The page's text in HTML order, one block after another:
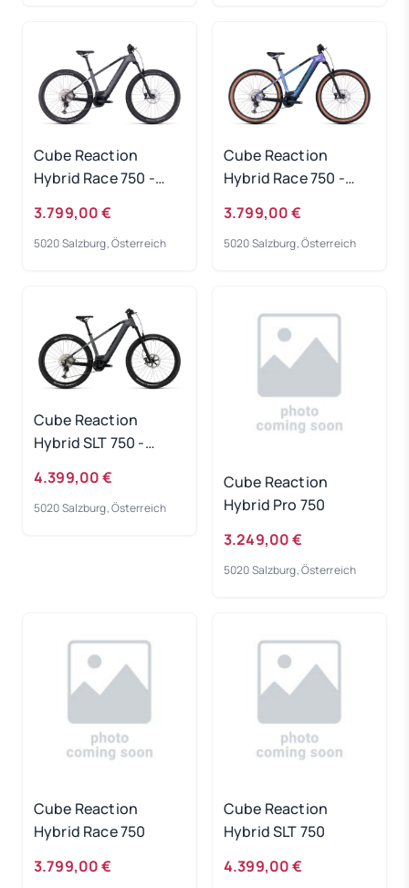
Cube Reaction
Hybrid Race 750 -
Rahmengröße: S
3.799,00 €
5020 Salzburg, Österreich
Cube Reaction
Hybrid Race 750 -
Rahmengröße: S
3.799,00 €
5020 Salzburg, Österreich
Cube Reaction
Hybrid SLT 750 -
Rahmengröße: L
4.399,00 €
5020 Salzburg, Österreich
Cube Reaction
Hybrid Pro 750
3.249,00 €
5020 Salzburg, Österreich
Cube Reaction
Hybrid Race 750
3.799,00 €
Cube Reaction
Hybrid SLT 750
4.399,00 €